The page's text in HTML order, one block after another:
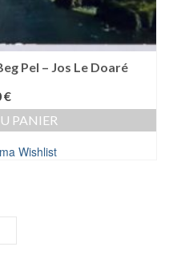
Pel – Jos Le Doaré
€
PANIER
Wishlist